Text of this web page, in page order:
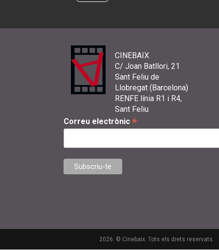
CINEBAIX
C/ Joan Batllori, 21
Sant Feliu de
Llobregat (Barcelona)
RENFE línia R1 i R4,
Sant Feliu
Correu electrònic *
2026. © Cinebaix. Tots els drets reservats.